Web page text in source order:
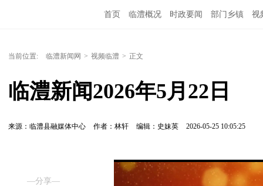
首页 临澧概况 时政要闻 部门乡镇 视
当前位置: 临澧新闻网 > 视频临澧 > 正文
临澧新闻2026年5月22日
来源：临澧县融媒体中心 作者：林轩 编辑：史妹英 2026-05-25 10:05:25
—分享—